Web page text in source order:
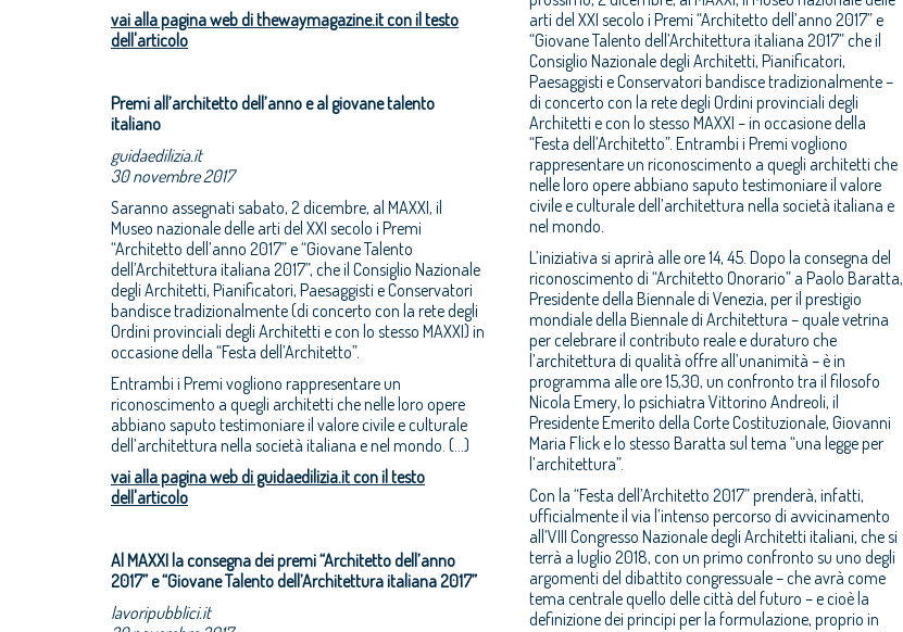
vai alla pagina web di thewaymagazine.it con il testo
dell'articolo
Premi all’architetto dell’anno e al giovane talento
italiano
guidaedilizia.it
30 novembre 2017
Saranno assegnati sabato, 2 dicembre, al MAXXI, il
Museo nazionale delle arti del XXI secolo i Premi
“Architetto dell’anno 2017” e “Giovane Talento
dell’Architettura italiana 2017”, che il Consiglio Nazionale
degli Architetti, Pianificatori, Paesaggisti e Conservatori
bandisce tradizionalmente (di concerto con la rete degli
Ordini provinciali degli Architetti e con lo stesso MAXXI) in
occasione della “Festa dell’Architetto”.
Entrambi i Premi vogliono rappresentare un
riconoscimento a quegli architetti che nelle loro opere
abbiano saputo testimoniare il valore civile e culturale
dell’architettura nella società italiana e nel mondo. (...)
vai alla pagina web di guidaedilizia.it con il testo
dell'articolo
Al MAXXI la consegna dei premi “Architetto dell’anno
2017” e “Giovane Talento dell’Architettura italiana 2017”
lavoripubblici.it
arti del XXI secolo i Premi “Architetto dell’anno 2017” e
“Giovane Talento dell’Architettura italiana 2017” che il
Consiglio Nazionale degli Architetti, Pianificatori,
Paesaggisti e Conservatori bandisce tradizionalmente –
di concerto con la rete degli Ordini provinciali degli
Architetti e con lo stesso MAXXI – in occasione della
“Festa dell’Architetto”. Entrambi i Premi vogliono
rappresentare un riconoscimento a quegli architetti che
nelle loro opere abbiano saputo testimoniare il valore
civile e culturale dell’architettura nella società italiana e
nel mondo.
L’iniziativa si aprirà alle ore 14, 45. Dopo la consegna del
riconoscimento di “Architetto Onorario” a Paolo Baratta,
Presidente della Biennale di Venezia, per il prestigio
mondiale della Biennale di Architettura – quale vetrina
per celebrare il contributo reale e duraturo che
l’architettura di qualità offre all’unanimità – è in
programma alle ore 15,30, un confronto tra il filosofo
Nicola Emery, lo psichiatra Vittorino Andreoli, il
Presidente Emerito della Corte Costituzionale, Giovanni
Maria Flick e lo stesso Baratta sul tema “una legge per
l’architettura”.
Con la “Festa dell’Architetto 2017” prenderà, infatti,
ufficialmente il via l’intenso percorso di avvicinamento
all’VIII Congresso Nazionale degli Architetti italiani, che si
terrà a luglio 2018, con un primo confronto su uno degli
argomenti del dibattito congressuale – che avrà come
tema centrale quello delle città del futuro – e cioè la
definizione dei principi per la formulazione, proprio in